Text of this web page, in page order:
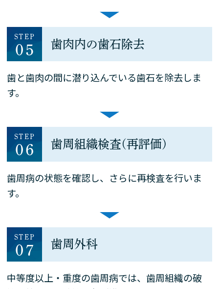
STEP
05 歯肉内の歯石除去
歯と歯肉の間に潜り込んでいる歯石を除去しま
す。
STEP
06 歯周組織検査(再評価)
歯周病の状態を確認し、さらに再検査を行いま
す。
STEP
07 歯周外科
中等度以上・重度の歯周病では、歯周組織の破